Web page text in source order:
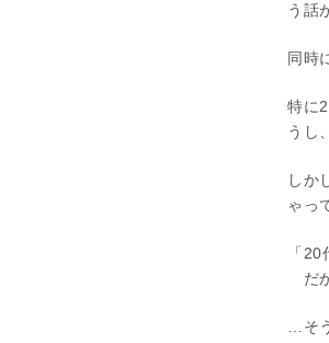
う話
同時
特に
うし
しか
ゃっ
「
だ
…そ